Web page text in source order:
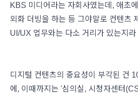
KBS 미디어라는 자회사였는데, 애초
외화 더빙을 하는 등 그야말로 컨텐츠
UI/UX 업무와는 다소 거리가 있는지라
디지털 컨텐츠의 중요성이 부각된 건
에, 이때까지는 '심의실, 시청자센터